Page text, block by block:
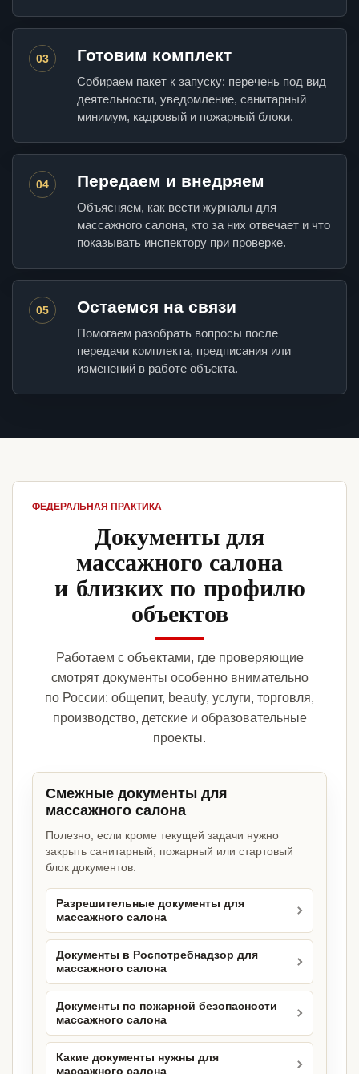
03 Готовим комплект
Собираем пакет к запуску: перечень под вид
деятельности, уведомление, санитарный
минимум, кадровый и пожарный блоки.
04 Передаем и внедряем
Объясняем, как вести журналы для
массажного салона, кто за них отвечает и что
показывать инспектору при проверке.
05 Остаемся на связи
Помогаем разобрать вопросы после
передачи комплекта, предписания или
изменений в работе объекта.
ФЕДЕРАЛЬНАЯ ПРАКТИКА
Документы для
массажного салона
и близких по профилю
объектов
Работаем с объектами, где проверяющие
смотрят документы особенно внимательно
по России: общепит, beauty, услуги, торговля,
производство, детские и образовательные
проекты.
Смежные документы для
массажного салона
Полезно, если кроме текущей задачи нужно
закрыть санитарный, пожарный или стартовый
блок документов.
Разрешительные документы для
массажного салона
Документы в Роспотребнадзор для
массажного салона
Документы по пожарной безопасности
массажного салона
Какие документы нужны для
массажного салона